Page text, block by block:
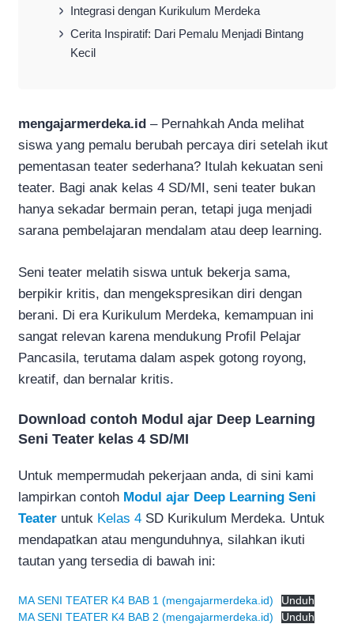
Integrasi dengan Kurikulum Merdeka
Cerita Inspiratif: Dari Pemalu Menjadi Bintang
Kecil
mengajarmerdeka.id – Pernahkah Anda melihat
siswa yang pemalu berubah percaya diri setelah ikut
pementasan teater sederhana? Itulah kekuatan seni
teater. Bagi anak kelas 4 SD/MI, seni teater bukan
hanya sekadar bermain peran, tetapi juga menjadi
sarana pembelajaran mendalam atau deep learning.
Seni teater melatih siswa untuk bekerja sama,
berpikir kritis, dan mengekspresikan diri dengan
berani. Di era Kurikulum Merdeka, kemampuan ini
sangat relevan karena mendukung Profil Pelajar
Pancasila, terutama dalam aspek gotong royong,
kreatif, dan bernalar kritis.
Download contoh Modul ajar Deep Learning
Seni Teater kelas 4 SD/MI
Untuk mempermudah pekerjaan anda, di sini kami
lampirkan contoh Modul ajar Deep Learning Seni
Teater untuk Kelas 4 SD Kurikulum Merdeka. Untuk
mendapatkan atau mengunduhnya, silahkan ikuti
tautan yang tersedia di bawah ini:
MA SENI TEATER K4 BAB 1 (mengajarmerdeka.id)
Unduh
MA SENI TEATER K4 BAB 2 (mengajarmerdeka.id)
Unduh